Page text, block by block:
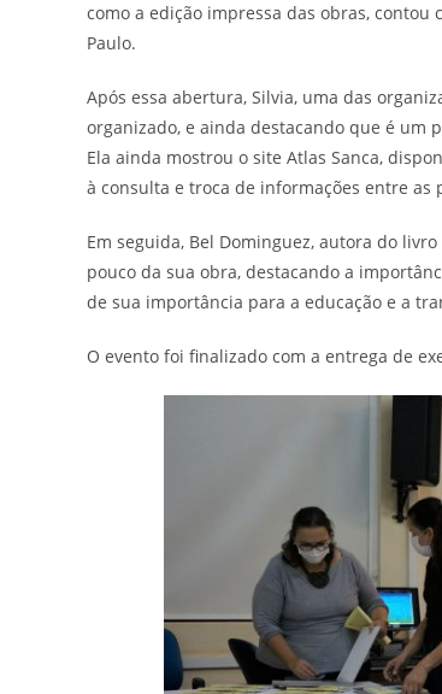
como a edição impressa das obras, contou
Paulo.
Após essa abertura, Silvia, uma das
organizado, e ainda destacando que é um
Ela ainda mostrou o site Atlas Sanca,
à consulta e troca de informações entre as
Em seguida, Bel Dominguez, autora do
pouco da sua obra, destacando a
de sua importância para a educação e a
O evento foi finalizado com a entrega de